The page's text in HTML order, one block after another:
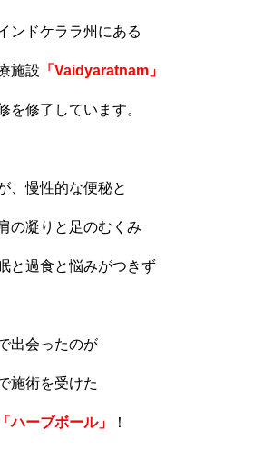
ンドケララ州にある
施設 「Vaidyaratnam」
を修了しています。
、慢性的な便秘と
の凝りと足のむくみ
と過食と悩みがつきず
出会ったのが
施術を受けた
「ハーブボール」 ！